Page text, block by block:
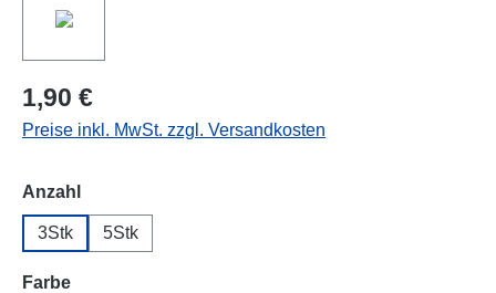
1,90 €
Preise inkl. MwSt. zzgl. Versandkosten
Anzahl auswählen
3Stk 5Stk
Farbeauswählen